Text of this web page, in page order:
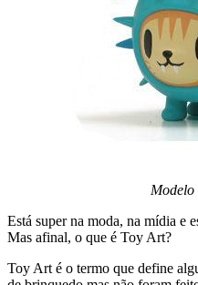
Modelo
Está super na moda, na mídia e
Mas afinal, o que é Toy Art?
Toy Art é o termo que define